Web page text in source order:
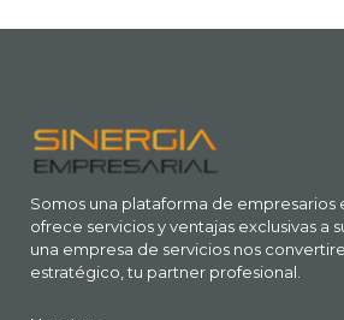
Somos una plataforma de empresarios
ofrece servicios y ventajas exclusivas a
una empresa de servicios nos
estratégico, tu partner profesional.